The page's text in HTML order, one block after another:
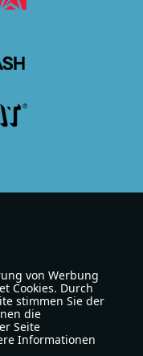
von Werbung
Cookies. Durch
stimmen Sie der
die
Seite
Informationen